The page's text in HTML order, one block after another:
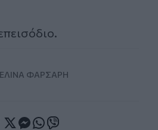
ΕΛΊΝΑ ΦΑΡΣΆΡΗ